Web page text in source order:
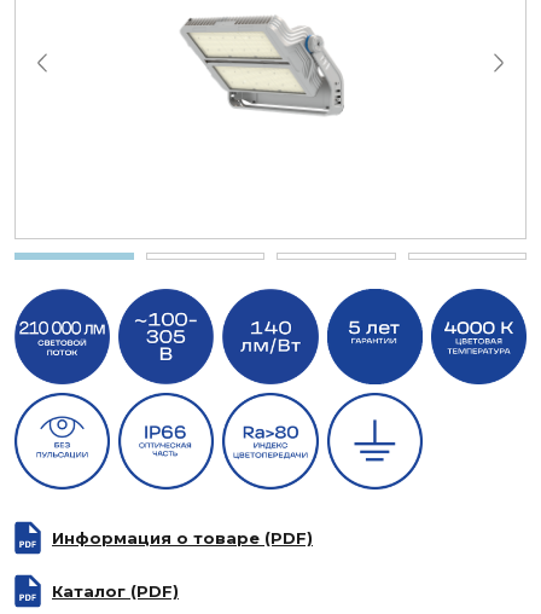
Информация о товаре (PDF)
Каталог (PDF)